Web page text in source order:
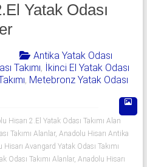
Yatak Odası
Antika Yatak Odası
Takımı, İkinci El Yatak Odası
, Metebronz Yatak Odası
Hisarı 2.El Yatak Odası Takımı Alan
Takımı Alanlar, Anadolu Hisarı Antika
Hisarı Avangard Yatak Odası Takımı
Odası Takımı Alanlar, Anadolu Hisarı